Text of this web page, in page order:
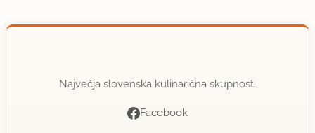
Največja slovenska kulinarična skupnost.
Facebook